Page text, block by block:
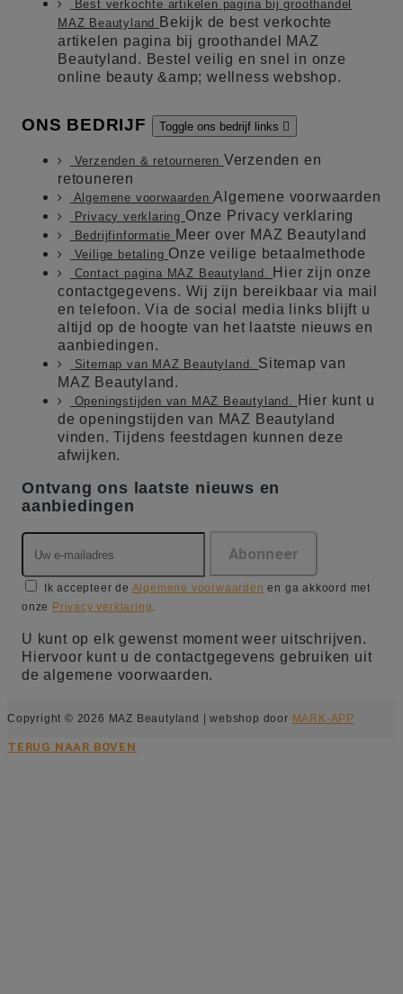
Best verkochte artikelen pagina bij groothandel
MAZ Beautyland
Bekijk de best verkochte
artikelen pagina bij groothandel MAZ
Beautyland. Bestel veilig en snel in onze
online beauty &amp; wellness webshop.
ONS BEDRIJF Toggle ons bedrijf links 
Verzenden & retourneren Verzenden en
retouneren
Algemene voorwaardenAlgemene voorwaarden
Privacy verklaring Onze Privacy verklaring
Bedrijfinformatie Meer over MAZ Beautyland
Veilige betaling Onze veilige betaalmethode
Contact pagina MAZ Beautyland.
Hier zijn onze
contactgegevens. Wij zijn bereikbaar via mail
en telefoon. Via de social media links blijft u
altijd op de hoogte van het laatste nieuws en
aanbiedingen.
Sitemap van MAZ Beautyland. Sitemap van
MAZ Beautyland.
Openingstijden van MAZ Beautyland.
Hier kunt u
de openingstijden van MAZ Beautyland
vinden. Tijdens feestdagen kunnen deze
afwijken.
Ontvang ons laatste nieuws en
aanbiedingen
Ik accepteer de Algemene voorwaarden en ga akkoord met
onze Privacy verklaring.
U kunt op elk gewenst moment weer uitschrijven.
Hiervoor kunt u de contactgegevens gebruiken uit
de algemene voorwaarden.
Copyright © 2026 MAZ Beautyland | webshop door MARK-APP
TERUG NAAR BOVEN